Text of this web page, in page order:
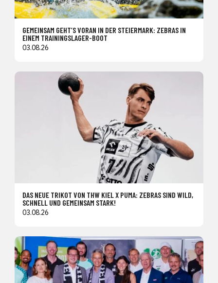
GEMEINSAM GEHT’S VORAN IN DER STEIERMARK: ZEBRAS IN
EINEM TRAININGSLAGER-BOOT
03.08.26
DAS NEUE TRIKOT VON THW KIEL X PUMA: ZEBRAS SIND WILD,
SCHNELL UND GEMEINSAM STARK!
03.08.26